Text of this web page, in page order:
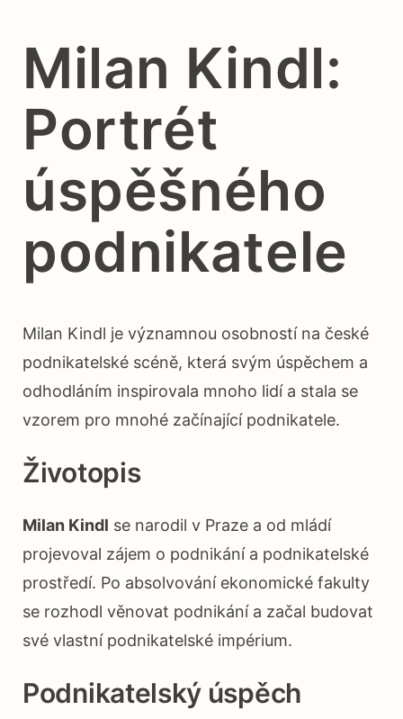
Milan Kindl:
Portrét
úspěšného
podnikatele
Milan Kindl je významnou osobností na české
podnikatelské scéně, která svým úspěchem a
odhodláním inspirovala mnoho lidí a stala se
vzorem pro mnohé začínající podnikatele.
Životopis
Milan Kindl se narodil v Praze a od mládí
projevoval zájem o podnikání a podnikatelské
prostředí. Po absolvování ekonomické fakulty
se rozhodl věnovat podnikání a začal budovat
své vlastní podnikatelské impérium.
Podnikatelský úspěch